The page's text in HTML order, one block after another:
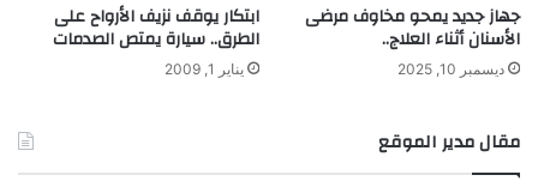
جهاز جديد يمحو مخاوف مرضى
الأسنان أثناء العلاج..
ديسمبر 10, 2025
ابتكار يوقف نزيف الأرواح على
الطرق.. سيارة يمتص الصدمات
يناير 1, 2009
مقال مدير الموقع